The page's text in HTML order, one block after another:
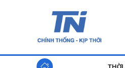
THỜI